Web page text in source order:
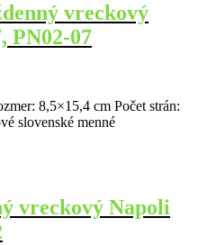
vreckový
PN02-07
8,5×15,4 cm Počet strán:
slovenské menné
vreckový Napoli